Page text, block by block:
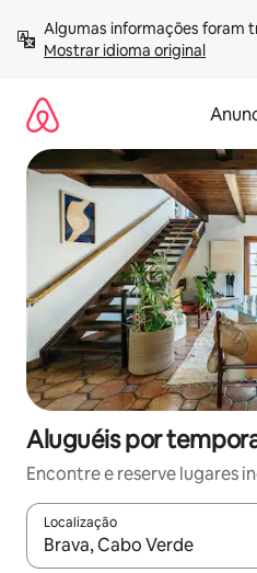
para
Mostrar idioma original
Aluguéis por
Encontre e reserve lugares
Localização
Quando os resultados